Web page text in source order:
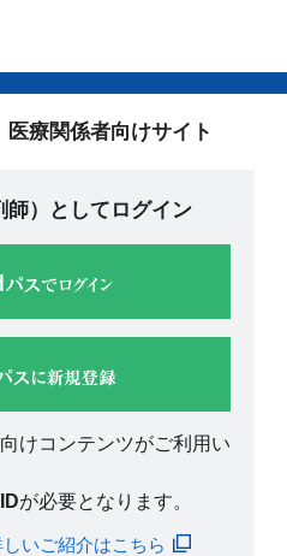
療関係者向けサイト
師）としてログイン
けコンテンツがご利用い
が必要となります。
いご紹介はこちら